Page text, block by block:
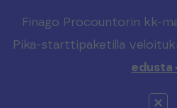
Finago Procountorin kk-
Pika-starttipaketilla
edusta
Etsi
Valitse
Kirjaudu